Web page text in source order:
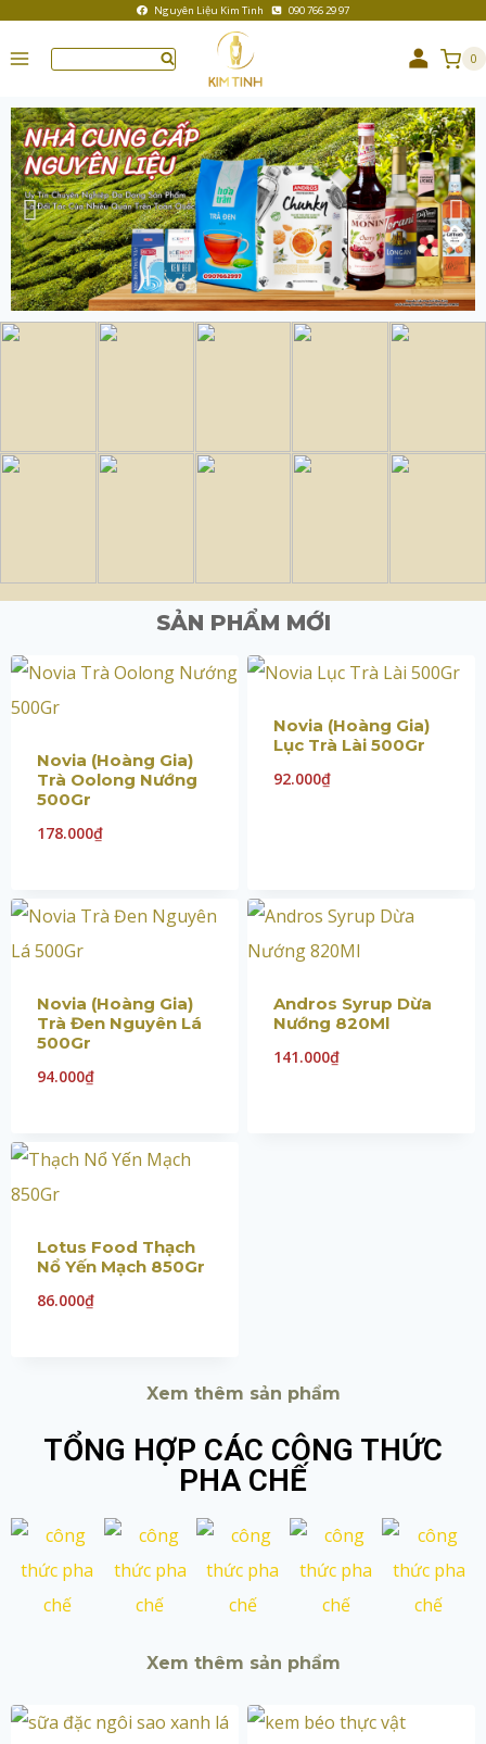
Nguyên Liệu Kim Tinh 090 766 29 97
0
SẢN PHẨM MỚI
Novia (Hoàng Gia)
Trà Oolong Nướng
500Gr
178.000₫
Novia (Hoàng Gia)
Lục Trà Lài 500Gr
92.000₫
Novia (Hoàng Gia)
Trà Đen Nguyên Lá
500Gr
94.000₫
Andros Syrup Dừa
Nướng 820Ml
141.000₫
Lotus Food Thạch
Nổ Yến Mạch 850Gr
86.000₫
Xem thêm sản phẩm
TỔNG HỢP CÁC CÔNG THỨC
PHA CHẾ
Xem thêm sản phẩm